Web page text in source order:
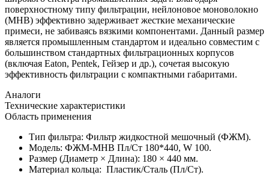
поверхностному типу фильтрации, нейлоновое моноволокно
(МНВ) эффективно задерживает жесткие механические
примеси, не забиваясь вязкими компонентами. Данный размер
является промышленным стандартом и идеально совместим с
большинством стандартных фильтрационных корпусов
(включая Eaton, Pentek, Гейзер и др.), сочетая высокую
эффективность фильтрации с компактными габаритами.
Аналоги
Технические характеристики
Область применения
Тип фильтра: Фильтр жидкостной мешочный (ФЖМ).
Модель: ФЖМ-МНВ Пл/Ст 180*440, W 100.
Размер (Диаметр × Длина): 180 × 440 мм.
Материал кольца: Пластик/Сталь (Пл/Ст).